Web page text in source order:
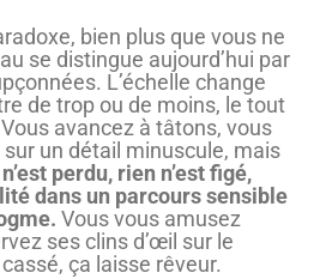
bien plus que vous ne
se distingue aujourd’hui par
L’échelle change
de trop ou de moins, le tout
avancez à tâtons, vous
un détail minuscule, mais
perdu, rien n’est figé,
dans un parcours sensible
Vous vous amusez
ses clins d’œil sur le
ça laisse rêveur.